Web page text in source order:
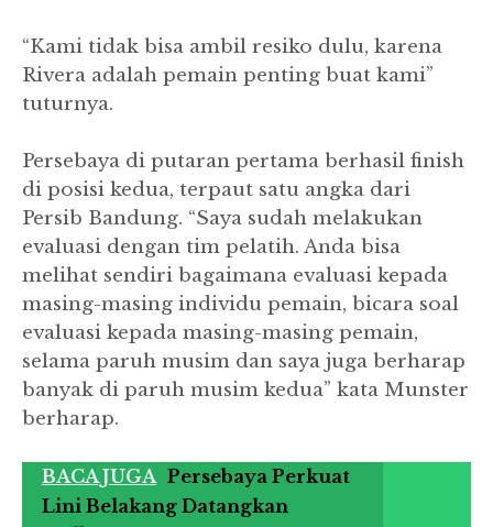
“Kami tidak bisa ambil resiko dulu, karena
Rivera adalah pemain penting buat kami”
tuturnya.
Persebaya di putaran pertama berhasil finish
di posisi kedua, terpaut satu angka dari
Persib Bandung. “Saya sudah melakukan
evaluasi dengan tim pelatih. Anda bisa
melihat sendiri bagaimana evaluasi kepada
masing-masing individu pemain, bicara soal
evaluasi kepada masing-masing pemain,
selama paruh musim dan saya juga berharap
banyak di paruh musim kedua” kata Munster
berharap.
BACA JUGA Persebaya Perkuat
Lini Belakang Datangkan